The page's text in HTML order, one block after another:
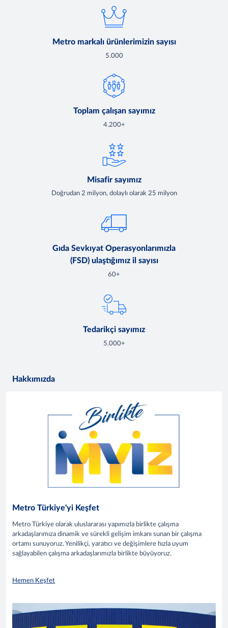
Metro markalı ürünlerimizin sayısı
5.000
Toplam çalışan sayımız
4.200+
Misafir sayımız
Doğrudan 2 milyon, dolaylı olarak 25 milyon
Gıda Sevkıyat Operasyonlarımızla
(FSD) ulaştığımız il sayısı
60+
Tedarikçi sayımız
5.000+
Hakkımızda
Metro Türkiye'yi Keşfet
Metro Türkiye olarak uluslararası yapımızla birlikte çalışma
arkadaşlarımıza dinamik ve sürekli gelişim imkanı sunan bir çalışma
ortamı sunuyoruz. Yenilikçi, yaratıcı ve değişimlere hızla uyum
sağlayabilen çalışma arkadaşlarımızla birlikte büyüyoruz.
Hemen Keşfet